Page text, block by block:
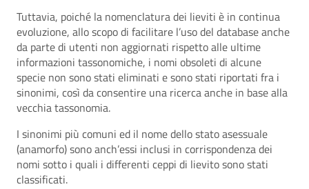
Tuttavia, poiché la nomenclatura dei lieviti è in continua
evoluzione, allo scopo di facilitare l’uso del database anche
da parte di utenti non aggiornati rispetto alle ultime
informazioni tassonomiche, i nomi obsoleti di alcune
specie non sono stati eliminati e sono stati riportati fra i
sinonimi, così da consentire una ricerca anche in base alla
vecchia tassonomia.
I sinonimi più comuni ed il nome dello stato asessuale
(anamorfo) sono anch’essi inclusi in corrispondenza dei
nomi sotto i quali i differenti ceppi di lievito sono stati
classificati.